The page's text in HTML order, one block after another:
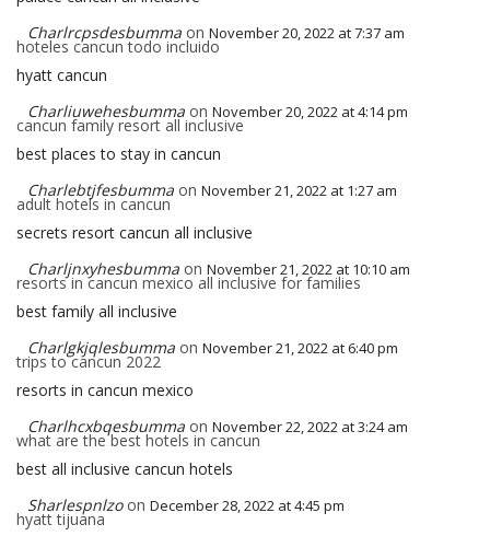
Charlrcpsdesbumma on November 20, 2022 at 7:37 am
hoteles cancun todo incluido
hyatt cancun
Charliuwehesbumma on November 20, 2022 at 4:14 pm
cancun family resort all inclusive
best places to stay in cancun
Charlebtjfesbumma on November 21, 2022 at 1:27 am
adult hotels in cancun
secrets resort cancun all inclusive
Charljnxyhesbumma on November 21, 2022 at 10:10 am
resorts in cancun mexico all inclusive for families
best family all inclusive
Charlgkjqlesbumma on November 21, 2022 at 6:40 pm
trips to cancun 2022
resorts in cancun mexico
Charlhcxbqesbumma on November 22, 2022 at 3:24 am
what are the best hotels in cancun
best all inclusive cancun hotels
Sharlespnlzo on December 28, 2022 at 4:45 pm
hyatt tijuana